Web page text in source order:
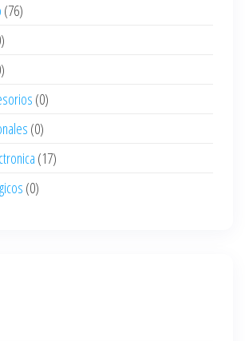
(76)
(0)
(0)
(17)
(0)